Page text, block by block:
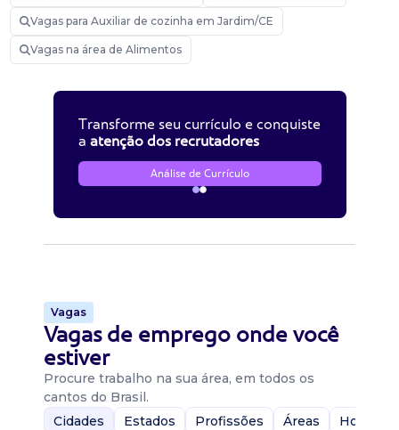
Vagas para Auxiliar de cozinha em Jardim/CE
Vagas na área de Alimentos
Transforme seu currículo e conquiste
a atenção dos recrutadores
Análise de Currículo
Vagas
Vagas de emprego onde você
estiver
Procure trabalho na sua área, em todos os
cantos do Brasil.
Cidades
Estados Profissões Áreas Home-